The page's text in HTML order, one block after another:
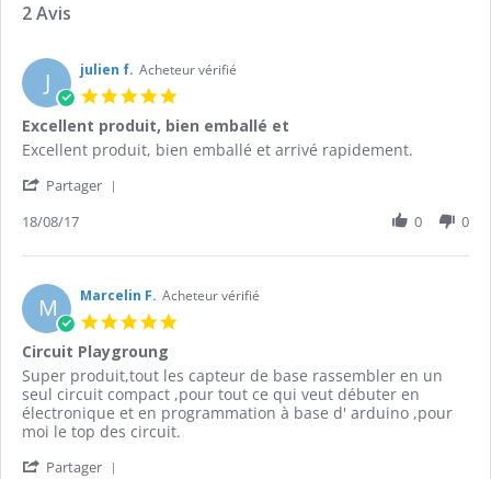
2 Avis
J julien f. Acheteur vérifié
rating
Excellent produit, bien emballé et
Review
julien
on
Aug
2017
review
Excellent
bien
et
Excellent produit, bien emballé et arrivé rapidement.
Partager
julien
on
18
Aug
2017
18/08/17 0 0
M Marcelin F. Acheteur vérifié
Circuit Playgroung
Review
by
Marcelin
F.
24
review
stating
Circuit
Playgroung
Super produit,tout les capteur de base rassembler en un
seul circuit compact ,pour tout ce qui veut débuter en
électronique et en programmation à base d' arduino ,pour
moi le top des circuit.
Partager